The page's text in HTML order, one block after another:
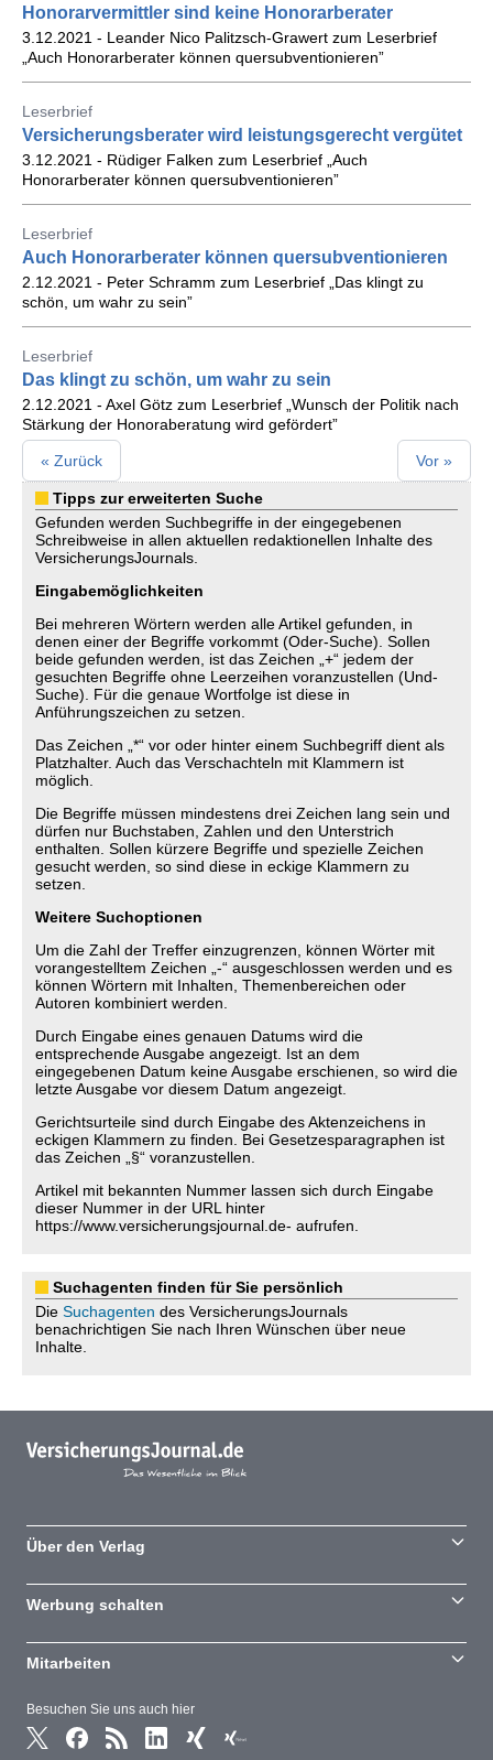
Honorarvermittler sind keine Honorarberater
3.12.2021 - Leander Nico Palitzsch-Grawert zum Leserbrief
„Auch Honorarberater können quersubventionieren”
Leserbrief
Versicherungsberater wird leistungsgerecht vergütet
3.12.2021 - Rüdiger Falken zum Leserbrief „Auch
Honorarberater können quersubventionieren”
Leserbrief
Auch Honorarberater können quersubventionieren
2.12.2021 - Peter Schramm zum Leserbrief „Das klingt zu
schön, um wahr zu sein”
Leserbrief
Das klingt zu schön, um wahr zu sein
2.12.2021 - Axel Götz zum Leserbrief „Wunsch der Politik nach
Stärkung der Honoraberatung wird gefördert”
« Zurück Vor »
Tipps zur erweiterten Suche
Gefunden werden Suchbegriffe in der eingegebenen
Schreibweise in allen aktuellen redaktionellen Inhalte des
VersicherungsJournals.
Eingabemöglichkeiten
Bei mehreren Wörtern werden alle Artikel gefunden, in
denen einer der Begriffe vorkommt (Oder-Suche). Sollen
beide gefunden werden, ist das Zeichen „+“ jedem der
gesuchten Begriffe ohne Leerzeihen voranzustellen (Und-
Suche). Für die genaue Wortfolge ist diese in
Anführungszeichen zu setzen.
Das Zeichen „*“ vor oder hinter einem Suchbegriff dient als
Platzhalter. Auch das Verschachteln mit Klammern ist
möglich.
Die Begriffe müssen mindestens drei Zeichen lang sein und
dürfen nur Buchstaben, Zahlen und den Unterstrich
enthalten. Sollen kürzere Begriffe und spezielle Zeichen
gesucht werden, so sind diese in eckige Klammern zu
setzen.
Weitere Suchoptionen
Um die Zahl der Treffer einzugrenzen, können Wörter mit
vorangestelltem Zeichen „-“ ausgeschlossen werden und es
können Wörtern mit Inhalten, Themenbereichen oder
Autoren kombiniert werden.
Durch Eingabe eines genauen Datums wird die
entsprechende Ausgabe angezeigt. Ist an dem
eingegebenen Datum keine Ausgabe erschienen, so wird die
letzte Ausgabe vor diesem Datum angezeigt.
Gerichtsurteile sind durch Eingabe des Aktenzeichens in
eckigen Klammern zu finden. Bei Gesetzesparagraphen ist
das Zeichen „§“ voranzustellen.
Artikel mit bekannten Nummer lassen sich durch Eingabe
dieser Nummer in der URL hinter
https://www.versicherungsjournal.de- aufrufen.
Suchagenten finden für Sie persönlich
Die Suchagenten des VersicherungsJournals
benachrichtigen Sie nach Ihren Wünschen über neue
Inhalte.
Besuchen Sie uns auch hier
Über den Verlag
Werbung schalten
Mitarbeiten